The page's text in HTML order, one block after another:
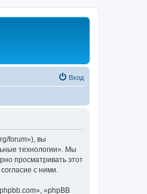
Вход
forum»), вы
технологии». Мы
просматривать этот
с ними.
«phpBB